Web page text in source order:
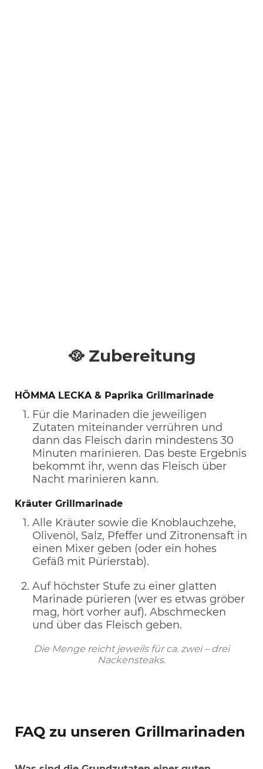
🥘 Zubereitung
HÖMMA LECKA & Paprika Grillmarinade
Für die Marinaden die jeweiligen
Zutaten miteinander verrühren und
dann das Fleisch darin mindestens 30
Minuten marinieren. Das beste Ergebnis
bekommt ihr, wenn das Fleisch über
Nacht marinieren kann.
Kräuter Grillmarinade
Alle Kräuter sowie die Knoblauchzehe,
Olivenöl, Salz, Pfeffer und Zitronensaft in
einen Mixer geben (oder ein hohes
Gefäß mit Pürierstab).
Auf höchster Stufe zu einer glatten
Marinade pürieren (wer es etwas gröber
mag, hört vorher auf). Abschmecken
und über das Fleisch geben.
Die Menge reicht jeweils für ca. zwei – drei
Nackensteaks.
FAQ zu unseren Grillmarinaden